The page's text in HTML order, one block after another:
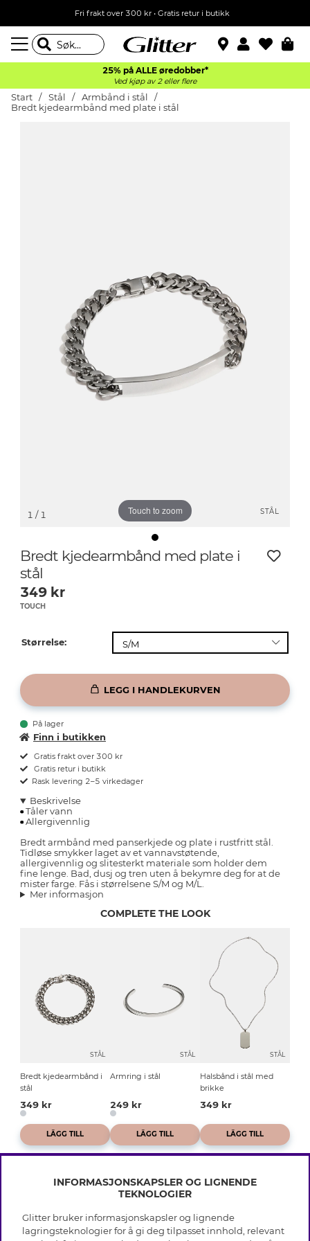
Fri frakt over 300 kr • Gratis retur i butikk
25% på ALLE øredobber*
Ved kjøp av 2 eller flere
Start Stål
Armbånd i stål
Bredt kjedearmbånd med plate i stål
STÅL
Touch to zoom
1 / 1
Bredt kjedearmbånd med plate i
stål
349 kr
TOUCH
Størrelse:
LEGG I HANDLEKURVEN
På lager
Finn i butikken
Gratis frakt over 300 kr
Gratis retur i butikk
Rask levering 2–5 virkedager
Beskrivelse
Tåler vann
Allergivennlig
Bredt armbånd med panserkjede og plate i rustfritt stål.
Tidløse smykker laget av et vannavstøtende,
allergivennlig og slitesterkt materiale som holder dem
fine lenge. Bad, dusj og tren uten å bekymre deg for at de
mister farge. Fås i størrelsene S/M og M/L.
Mer informasjon
COMPLETE THE LOOK
STÅL
Bredt kjedearmbånd i
stål
349 kr
LÄGG TILL
STÅL
Armring i stål
249 kr
LÄGG TILL
STÅL
Halsbånd i stål med
brikke
349 kr
LÄGG TILL
INFO
INFORMASJONSKAPSLER OG LIGNENDE
TEKNOLOGIER
Glitter bruker informasjonskapsler og lignende
lagringsteknologier for å gi deg tilpasset innhold, relevant